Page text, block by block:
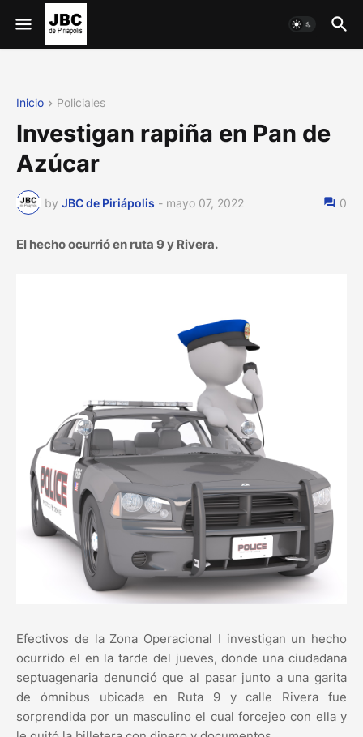
Inicio Policiales
Investigan rapiña en Pan de
Azúcar
by JBC de Piriápolis - mayo 07, 2022 0
El hecho ocurrió en ruta 9 y Rivera.
Efectivos de la Zona Operacional I investigan un hecho
ocurrido el en la tarde del jueves, donde una ciudadana
septuagenaria denunció que al pasar junto a una garita
de ómnibus ubicada en Ruta 9 y calle Rivera fue
sorprendida por un masculino el cual forcejeo con ella y